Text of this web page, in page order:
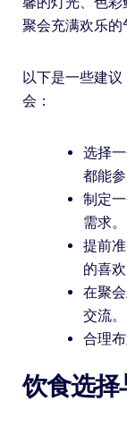
聚会充满欢乐的
以下是一些建
会：
选择
都能参
制定
需求。
提前
的喜欢
在聚
交流。
合理
饮食选择